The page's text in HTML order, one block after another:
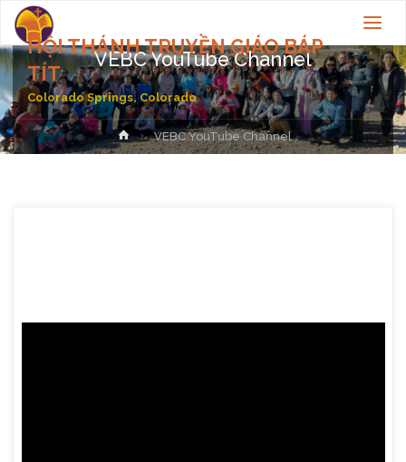
HỘI THÁNH TRUYỀN GIÁO BÁP
TÍT
Colorado Springs, Colorado
VEBC YouTube Channel
HomeVEBC YouTube Channel